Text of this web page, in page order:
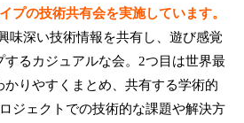
プの技術共有会を実施しています。
味深い技術情報を共有し、遊び感覚
するカジュアルな会。2つ目は世界最
りやすくまとめ、共有する学術的
ジェクトでの技術的な課題や解決方